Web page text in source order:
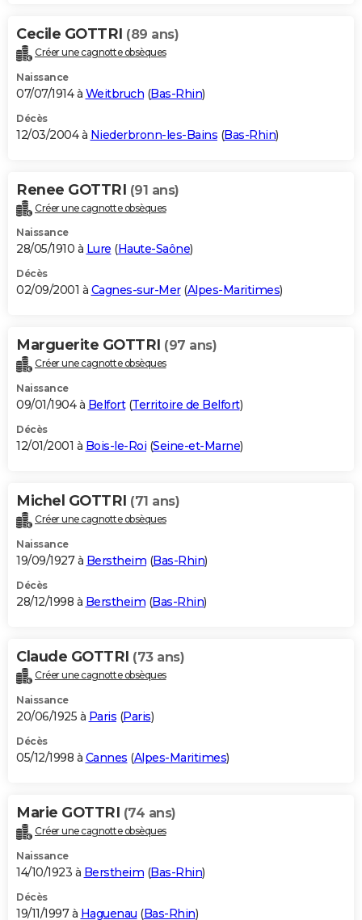
Cecile GOTTRI (89 ans)
Créer une cagnotte obsèques
Naissance
07/07/1914 à Weitbruch (Bas-Rhin)
Décès
12/03/2004 à Niederbronn-les-Bains (Bas-Rhin)
Renee GOTTRI (91 ans)
Créer une cagnotte obsèques
Naissance
28/05/1910 à Lure (Haute-Saône)
Décès
02/09/2001 à Cagnes-sur-Mer(Alpes-Maritimes)
Marguerite GOTTRI (97 ans)
Créer une cagnotte obsèques
Naissance
09/01/1904 à Belfort(Territoire de Belfort)
Décès
12/01/2001 à Bois-le-Roi (Seine-et-Marne)
Michel GOTTRI (71 ans)
Créer une cagnotte obsèques
Naissance
19/09/1927 à Berstheim (Bas-Rhin)
Décès
28/12/1998 à Berstheim (Bas-Rhin)
Claude GOTTRI (73 ans)
Créer une cagnotte obsèques
Naissance
20/06/1925 à Paris (Paris)
Décès
05/12/1998 à Cannes (Alpes-Maritimes)
Marie GOTTRI (74 ans)
Créer une cagnotte obsèques
Naissance
14/10/1923 à Berstheim (Bas-Rhin)
Décès
19/11/1997 à Haguenau (Bas-Rhin)